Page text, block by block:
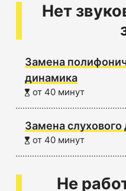
Нет
Замена
динамика
от 40 минут
Замена
от 40 минут
Не